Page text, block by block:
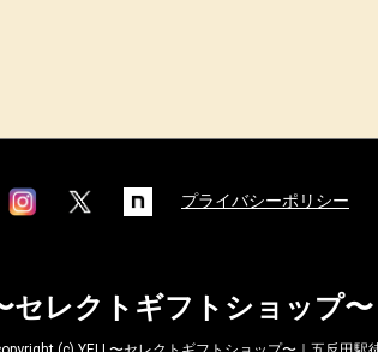
プライバシーポリシー
セレクトギフトショップ